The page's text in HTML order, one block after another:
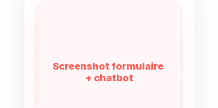
Screenshot formulaire
+ chatbot